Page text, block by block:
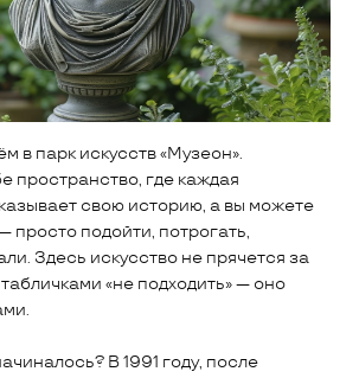
в парк искусств «Музеон».
пространство, где каждая
свою историю, а вы можете
просто подойти, потрогать,
Здесь искусство не прячется за
«не подходить» — оно
В 1991 году, после